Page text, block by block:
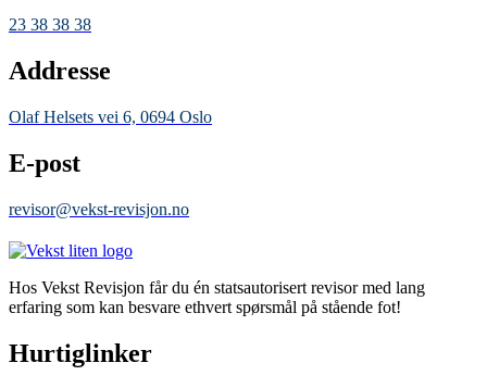
23 38 38 38
Addresse
Olaf Helsets vei 6, 0694 Oslo
E-post
revisor@vekst-revisjon.no
Hos Vekst Revisjon får du én statsautorisert revisor med lang
erfaring som kan besvare ethvert spørsmål på stående fot!
Hurtiglinker